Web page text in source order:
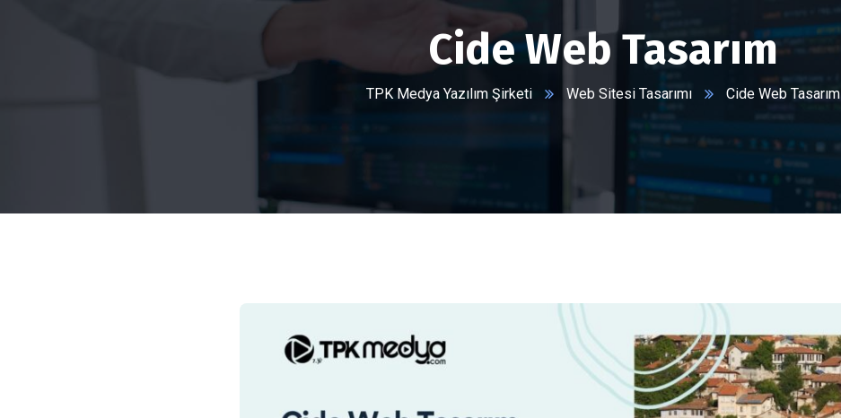
Cide Web Tasarım
TPK Medya Yazılım Şirketi Web Sitesi Tasarımı Cide Web Tasarım